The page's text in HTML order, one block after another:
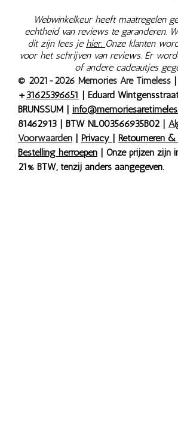
Webwinkelkeur heeft maatregelen
echtheid van reviews te garanderen.
dit zijn lees je hier. Onze klanten
voor het schrijven van reviews. Er
of andere cadeautjes
© 2021-2026 Memories Are Timeless
+31625396651
| Eduard
BRUNSSUM |
81462913 | BTW NL003566935B02
Voorwaarden
Privacy Retourneren
Bestelling herroepen | Onze prijzen zijn
21% BTW, tenzij anders aangegeven.